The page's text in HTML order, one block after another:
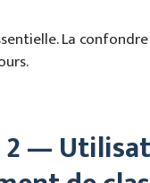
La
2 —